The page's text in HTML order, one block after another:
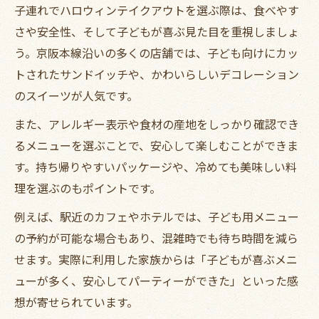
子連れでハロウィンテイクアウトを選ぶ際は、食べやす
さや安全性、そして子どもが喜ぶ見た目を重視しましょ
う。京阪本線沿いの多くの店舗では、子ども向けにカッ
トされたサンドイッチや、かわいらしいデコレーション
のスイーツが人気です。
また、アレルギー表示や食材の産地をしっかり確認でき
るメニューを選ぶことで、安心して楽しむことができま
す。持ち帰りやすいパッケージや、冷めても美味しい料
理を選ぶのもポイントです。
例えば、駅近のカフェやホテルでは、子ども用メニュー
の予約が可能な場合もあり、混雑時でも待ち時間を減ら
せます。実際に利用した家族からは「子どもが喜ぶメニ
ューが多く、安心してパーティーができた」といった感
想が寄せられています。